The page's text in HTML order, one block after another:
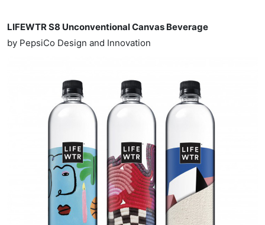
LIFEWTR S8 Unconventional Canvas Beverage
by PepsiCo Design and Innovation